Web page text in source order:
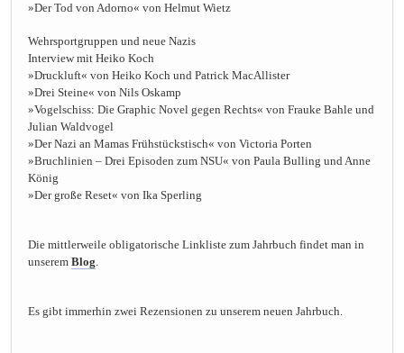
»Der Tod von Adorno« von Helmut Wietz
Wehrsportgruppen und neue Nazis
Interview mit Heiko Koch
»Druckluft« von Heiko Koch und Patrick MacAllister
»Drei Steine« von Nils Oskamp
»Vogelschiss: Die Graphic Novel gegen Rechts« von Frauke Bahle und
Julian Waldvogel
»Der Nazi an Mamas Frühstückstisch« von Victoria Porten
»Bruchlinien – Drei Episoden zum NSU« von Paula Bulling und Anne
König
»Der große Reset« von Ika Sperling
Die mittlerweile obligatorische Linkliste zum Jahrbuch findet man in
unserem Blog.
Es gibt immerhin zwei Rezensionen zu unserem neuen Jahrbuch.